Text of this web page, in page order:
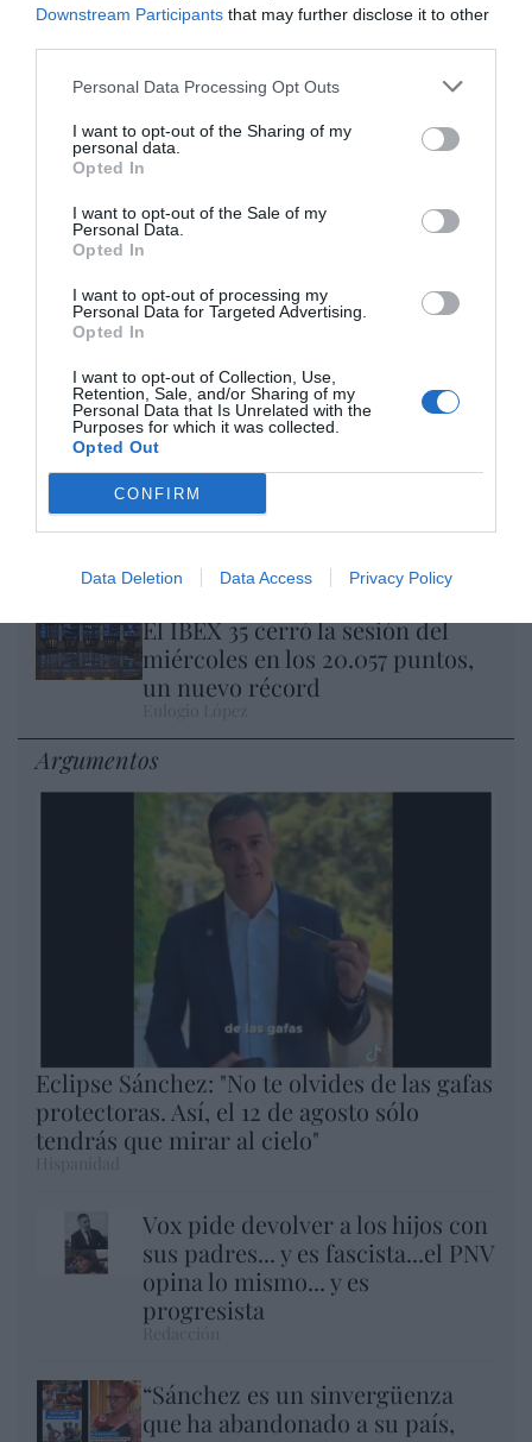
Downstream Participants that may further disclose it to other
Personal Data Processing Opt Outs
I want to opt-out of the Sharing of my
personal data.
Opted In
I want to opt-out of the Sale of my
Personal Data.
Opted In
I want to opt-out of processing my
Personal Data for Targeted Advertising.
Opted In
I want to opt-out of Collection, Use,
Retention, Sale, and/or Sharing of my
Personal Data that Is Unrelated with the
Purposes for which it was collected.
Opted Out
CONFIRM
Data Deletion Data Access Privacy Policy
Enormes minucias
Nokia, Ericsson... Huawei: lo que importan
son las patentes
Eulogio López
Isabel Pantoja pierde dos pleitos
con Hacienda por 700.000
Eulogio López
El IBEX 35 cerró la sesión del
miércoles en los 20.057 puntos,
un nuevo récord
Argumentos
Eclipse Sánchez: "No te olvides de las gafas
protectoras. Así, el 12 de agosto sólo
tendrás que mirar al cielo"
Vox pide devolver a los hijos con
sus padres... y es fascista...el PNV
opina lo mismo... y es
progresista
“Sánchez es un sinvergüenza
que ha abandonado a su país,